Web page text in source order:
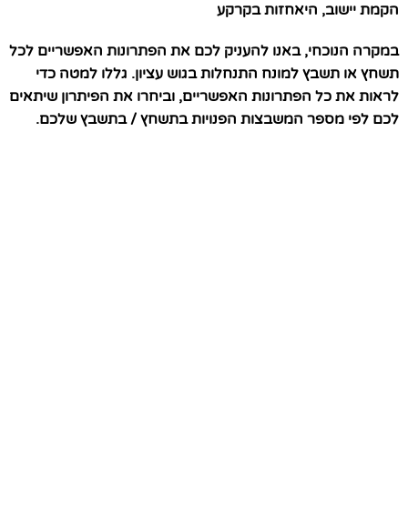
הקמת יישוב, היאחזות בקרקע
במקרה הנוכחי, באנו להעניק לכם את הפתרונות האפשריים לכל
תשחץ או תשבץ למונח התנחלות בגוש עציון. גללו למטה כדי
לראות את כל הפתרונות האפשריים, וביחרו את הפיתרון שיתאים
לכם לפי מספר המשבצות הפנויות בתשחץ / בתשבץ שלכם.